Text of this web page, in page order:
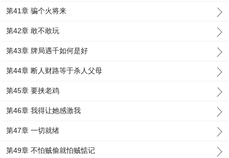
第41章 骗个火将来
第42章 敢不敢玩
第43章 牌局遇千如何是好
第44章 断人财路等于杀人父母
第45章 要挟老鸡
第46章 我得让她感激我
第47章 一切就绪
第49章 不怕贼偷就怕贼惦记